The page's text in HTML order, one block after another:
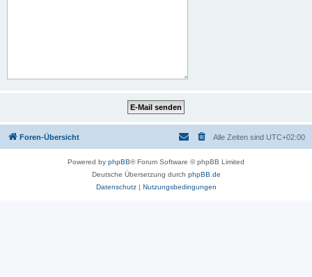
Foren-Übersicht Alle Zeiten sind UTC+02:00
Powered by phpBB® Forum Software © phpBB Limited
Deutsche Übersetzung durch phpBB.de
Datenschutz| Nutzungsbedingungen